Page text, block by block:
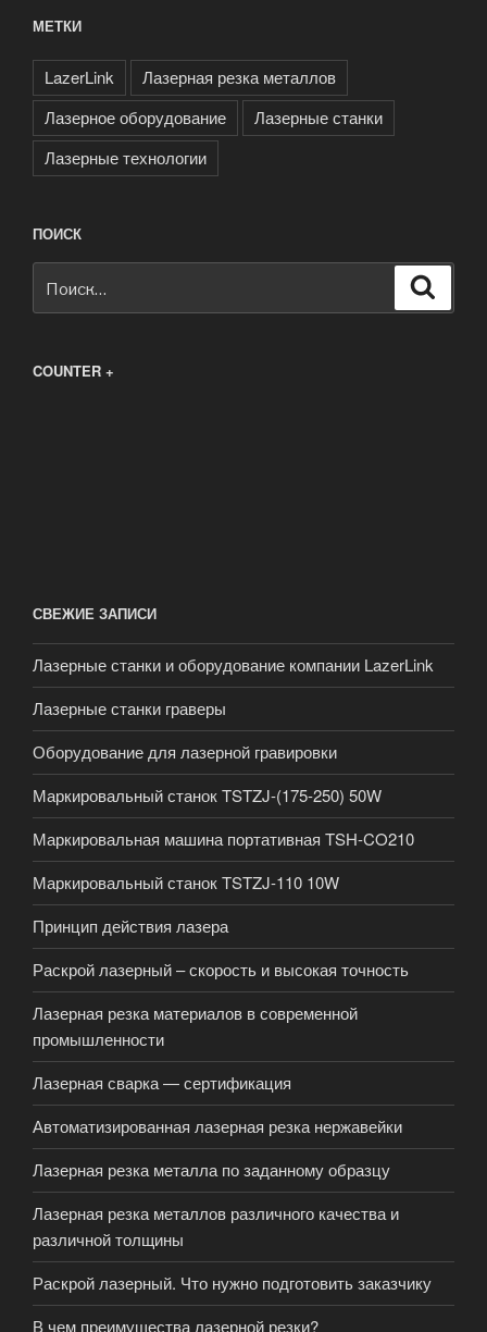
МЕТКИ
LazerLink
Лазерная резка металлов
Лазерное оборудование
Лазерные станки
Лазерные технологии
ПОИСК
COUNTER +
СВЕЖИЕ ЗАПИСИ
Лазерные станки и оборудование компании LazerLink
Лазерные станки граверы
Оборудование для лазерной гравировки
Маркировальный станок TSTZJ-(175-250) 50W
Маркировальная машина портативная TSH-CO210
Маркировальный станок TSTZJ-110 10W
Принцип действия лазера
Раскрой лазерный – скорость и высокая точность
Лазерная резка материалов в современной
промышленности
Лазерная сварка — сертификация
Автоматизированная лазерная резка нержавейки
Лазерная резка металла по заданному образцу
Лазерная резка металлов различного качества и
различной толщины
Раскрой лазерный. Что нужно подготовить заказчику
В чем преимущества лазерной резки?